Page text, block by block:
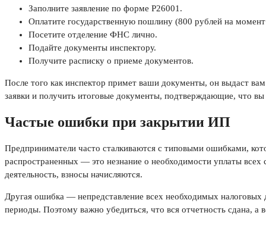
Заполните заявление по форме Р26001.
Оплатите государственную пошлину (800 рублей на момент
Посетите отделение ФНС лично.
Подайте документы инспектору.
Получите расписку о приеме документов.
После того как инспектор примет ваши документы, он выдаст
заявки и получить итоговые документы, подтверждающие, что
Частые ошибки при закрытии ИП
Предприниматели часто сталкиваются с типовыми ошибками,
распространенных — это незнание о необходимости уплаты
деятельность, взносы начисляются.
Другая ошибка — непредставление всех необходимых
периоды. Поэтому важно убедиться, что вся отчетность сдана,